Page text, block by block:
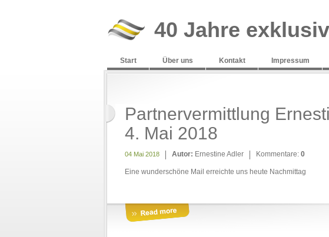
40 Jahre
Start Über uns Kontakt Impressum
Partnervermittlung
4. Mai 2018
04 Mai 2018 Autor: Ernestine Adler Kommentare: 0
Eine wunderschöne Mail erreichte uns heute Nachmittag